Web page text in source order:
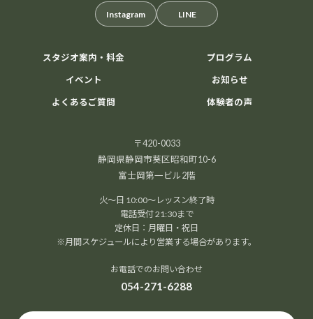
Instagram LINE
スタジオ案内・料金 プログラム
イベント お知らせ
よくあるご質問 体験者の声
〒420-0033
静岡県静岡市葵区昭和町10-6
富士岡第一ビル2階
火～日 10:00～レッスン終了時
電話受付 21:30まで
定休日：月曜日・祝日
※月間スケジュールにより営業する場合があります。
お電話でのお問い合わせ
054-271-6288